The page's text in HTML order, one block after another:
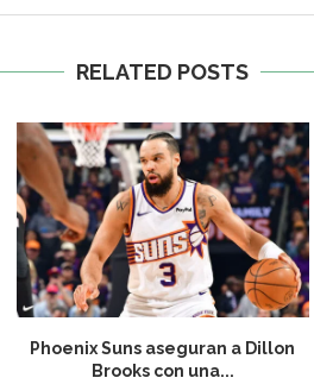
RELATED POSTS
Phoenix Suns aseguran a Dillon
Brooks con una...